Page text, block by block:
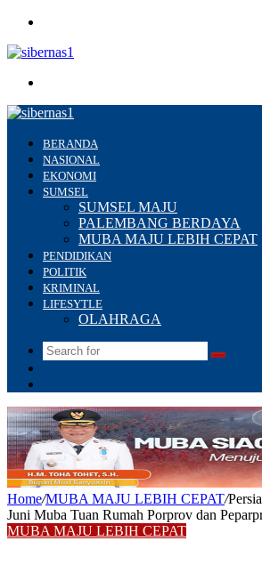
BERANDA
NASIONAL
EKONOMI
SUMSEL
SUMSEL MAJU
PALEMBANG BERDAYA
MUBA MAJU LEBIH CEPAT
PENDIDIKAN
POLITIK
KRIMINAL
LIFESYTLE
OLAHRAGA
Search
Home/MUBA MAJU LEBIH CEPAT/
Juni Muba Tuan Rumah Porprov dan
MUBA MAJU LEBIH CEPAT